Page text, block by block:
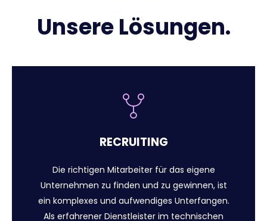
Unsere Lösungen.
RECRUITING
Die richtigen Mitarbeiter für das eigene
Unternehmen zu finden und zu gewinnen, ist
ein komplexes und aufwendiges Unterfangen.
Als erfahrener Dienstleister im technischen